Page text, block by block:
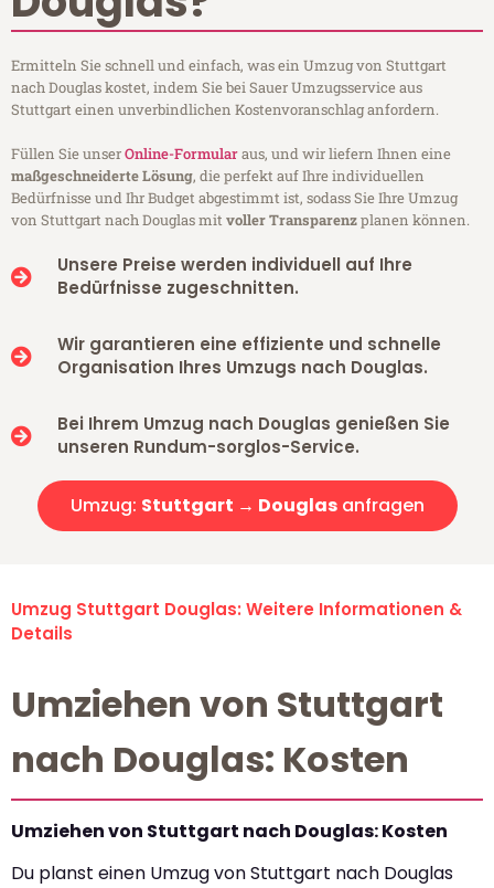
Ermitteln Sie schnell und einfach, was ein Umzug von Stuttgart
nach Douglas kostet, indem Sie bei Sauer Umzugsservice aus
Stuttgart einen unverbindlichen Kostenvoranschlag anfordern.
Füllen Sie unserOnline-Formularaus, und wir liefern Ihnen eine
maßgeschneiderte Lösung, die perfekt auf Ihre individuellen
Bedürfnisse und Ihr Budget abgestimmt ist, sodass Sie Ihre Umzug
von Stuttgart nach Douglas mitvoller Transparenzplanen können.
Unsere Preise werden individuell auf Ihre
Bedürfnisse zugeschnitten.
Wir garantieren eine effiziente und schnelle
Organisation Ihres Umzugs nach Douglas.
Bei Ihrem Umzug nach Douglas genießen Sie
unseren Rundum-sorglos-Service.
Umzug: Stuttgart → Douglasanfragen
Umzug Stuttgart Douglas: Weitere Informationen &
Details
Umziehen von Stuttgart
nach Douglas: Kosten
Umziehen von Stuttgart nach Douglas: Kosten
Du planst einen Umzug von Stuttgart nach Douglas